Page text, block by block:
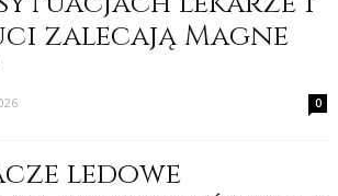
zalecają Magne
0
ledowe